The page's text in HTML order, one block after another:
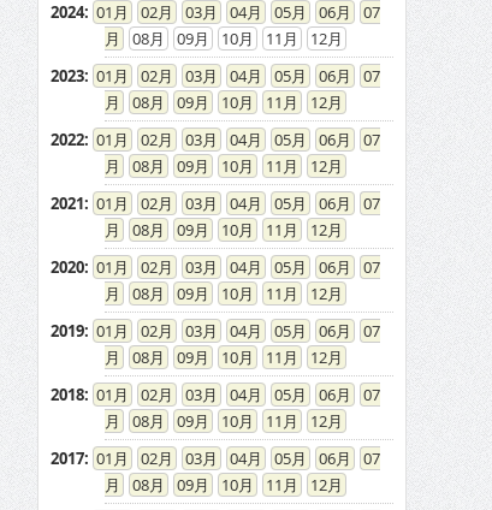
2024: 01 02 03 04 05 06
07
08
09 10 11
12
2023: 01 02 03 04 05 06
07
08
09 10 11
12
2022: 01 02 03 04 05 06
07
08
09 10 11
12
2021: 01 02 03 04 05 06
07
08
09 10 11
12
2020: 01 02 03 04 05 06
07
08
09 10 11
12
2019: 01 02 03 04 05 06
07
08
09 10 11
12
2018: 01 02 03 04 05 06
07
08
09 10 11
12
2017: 01 02 03 04 05 06
07
08
09 10 11
12